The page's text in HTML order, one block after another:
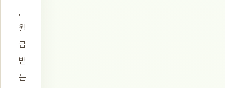
월
급
받
는